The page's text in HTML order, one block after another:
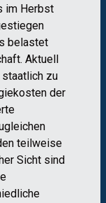
im Herbst
belastet
. Aktuell
staatlich zu
der
teilweise
Sicht sind